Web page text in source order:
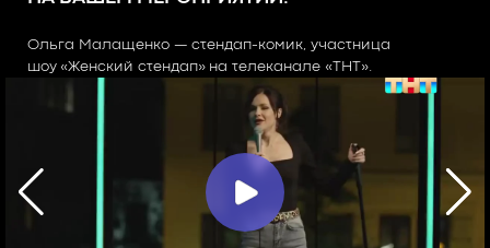
Ольга Малащенко — стендап-комик, участница
шоу «Женский стендап» на телеканале «ТНТ».